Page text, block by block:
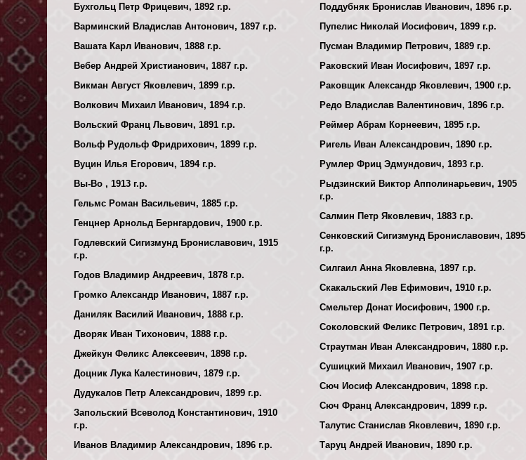
Бухгольц Петр Фрицевич, 1892 г.р.
Варминский Владислав Антонович, 1897 г.р.
Вашата Карл Иванович, 1888 г.р.
Вебер Андрей Христианович, 1887 г.р.
Викман Август Яковлевич, 1899 г.р.
Волкович Михаил Иванович, 1894 г.р.
Вольский Франц Львович, 1891 г.р.
Вольф Рудольф Фридрихович, 1899 г.р.
Вуцин Илья Егорович, 1894 г.р.
Вы-Во , 1913 г.р.
Гельмс Роман Васильевич, 1885 г.р.
Генцнер Арнольд Бернгардович, 1900 г.р.
Годлевский Сигизмунд Брониславович, 1915
г.р.
Годов Владимир Андреевич, 1878 г.р.
Громко Александр Иванович, 1887 г.р.
Даниляк Василий Иванович, 1888 г.р.
Дворяк Иван Тихонович, 1888 г.р.
Джейкун Феликс Алексеевич, 1898 г.р.
Доцник Лука Калестинович, 1879 г.р.
Дудукалов Петр Александрович, 1899 г.р.
Запольский Всеволод Константинович, 1910
г.р.
Иванов Владимир Александрович, 1896 г.р.
Поддубняк Бронислав Иванович, 1896 г.р.
Пупелис Николай Иосифович, 1899 г.р.
Пусман Владимир Петрович, 1889 г.р.
Раковский Иван Иосифович, 1897 г.р.
Раковщик Александр Яковлевич, 1900 г.р.
Редо Владислав Валентинович, 1896 г.р.
Реймер Абрам Корнеевич, 1895 г.р.
Ригель Иван Александрович, 1890 г.р.
Румлер Фриц Эдмундович, 1893 г.р.
Рыдзинский Виктор Апполинарьевич, 1905
г.р.
Салмин Петр Яковлевич, 1883 г.р.
Сенковский Сигизмунд Брониславович, 1895
г.р.
Силгаил Анна Яковлевна, 1897 г.р.
Скакальский Лев Ефимович, 1910 г.р.
Смельтер Донат Иосифович, 1900 г.р.
Соколовский Феликс Петрович, 1891 г.р.
Страутман Иван Александрович, 1880 г.р.
Сушицкий Михаил Иванович, 1907 г.р.
Сюч Иосиф Александрович, 1898 г.р.
Сюч Франц Александрович, 1899 г.р.
Талутис Станислав Яковлевич, 1890 г.р.
Таруц Андрей Иванович, 1890 г.р.